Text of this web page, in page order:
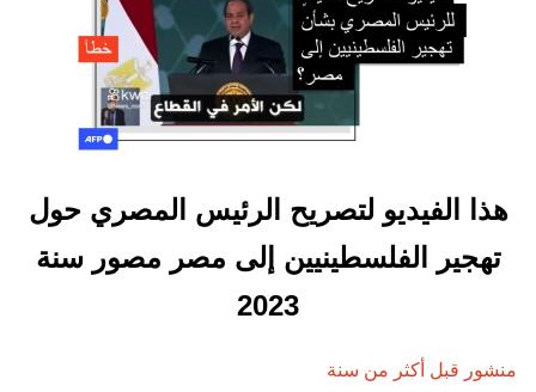
هذا الفيديو لتصريح الرئيس المصري حول
تهجير الفلسطينيين إلى مصر مصور سنة
2023
منشور قبل أكثر من سنة